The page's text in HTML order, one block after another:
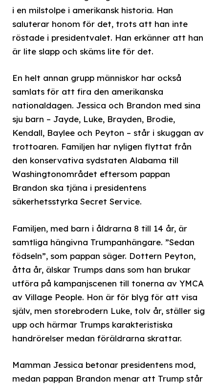
i en milstolpe i amerikansk historia. Han
saluterar honom för det, trots att han inte
röstade i presidentvalet. Han erkänner att han
är lite slapp och skäms lite för det.
En helt annan grupp människor har också
samlats för att fira den amerikanska
nationaldagen. Jessica och Brandon med sina
sju barn – Jayde, Luke, Brayden, Brodie,
Kendall, Baylee och Peyton – står i skuggan av
trottoaren. Familjen har nyligen flyttat från
den konservativa sydstaten Alabama till
Washingtonområdet eftersom pappan
Brandon ska tjäna i presidentens
säkerhetsstyrka Secret Service.
Familjen, med barn i åldrarna 8 till 14 år, är
samtliga hängivna Trumpanhängare. ”Sedan
födseln”, som pappan säger. Dottern Peyton,
åtta år, älskar Trumps dans som han brukar
utföra på kampanjscenen till tonerna av YMCA
av Village People. Hon är för blyg för att visa
själv, men storebrodern Luke, tolv år, ställer sig
upp och härmar Trumps karakteristiska
handrörelser medan föräldrarna skrattar.
Mamman Jessica betonar presidentens mod,
medan pappan Brandon menar att Trump står